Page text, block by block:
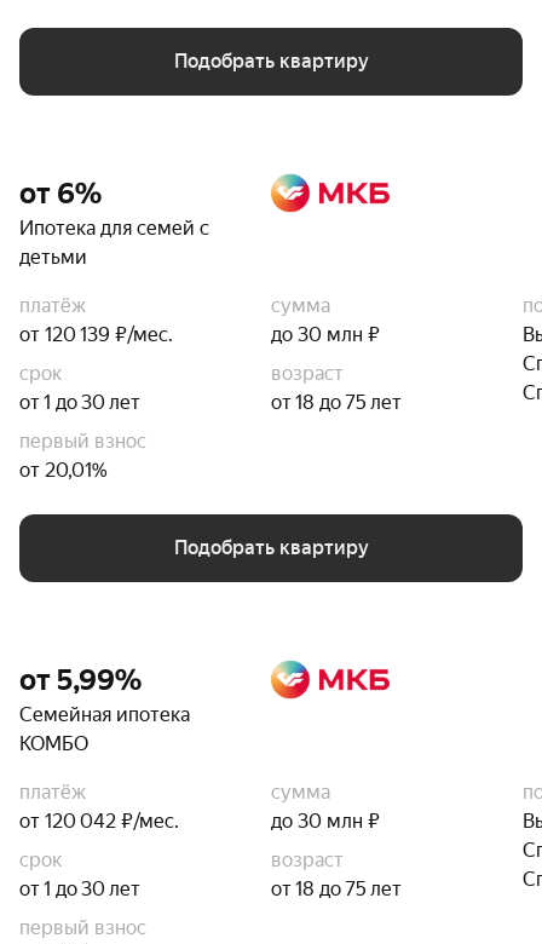
Подобрать квартиру
от 6%
Ипотека для семей с
детьми
платёж
от 120 139 ₽/мес.
сумма
до 30 млн ₽
срок
от 1 до 30 лет
возраст
от 18 до 75 лет
первый взнос
от 20,01%
Подобрать квартиру
от 5,99%
Семейная ипотека
КОМБО
платёж
от 120 042 ₽/мес.
сумма
до 30 млн ₽
срок
от 1 до 30 лет
возраст
от 18 до 75 лет
первый взнос